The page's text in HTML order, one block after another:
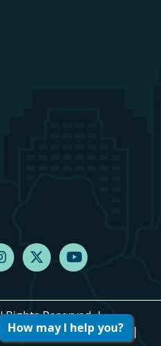
How may I help you?
Reserved. |
of Use|Privacy Policy
|